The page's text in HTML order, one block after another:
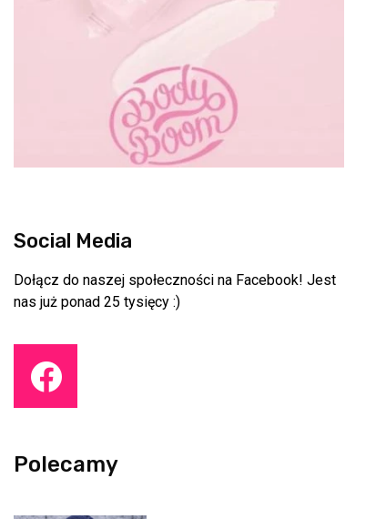
Social Media
Dołącz do naszej społeczności na Facebook! Jest
nas już ponad 25 tysięcy :)
Polecamy